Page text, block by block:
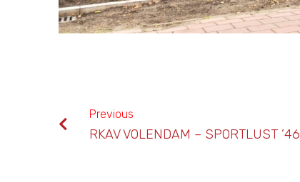
Previous
RKAV VOLENDAM – SPORTLUST ’46